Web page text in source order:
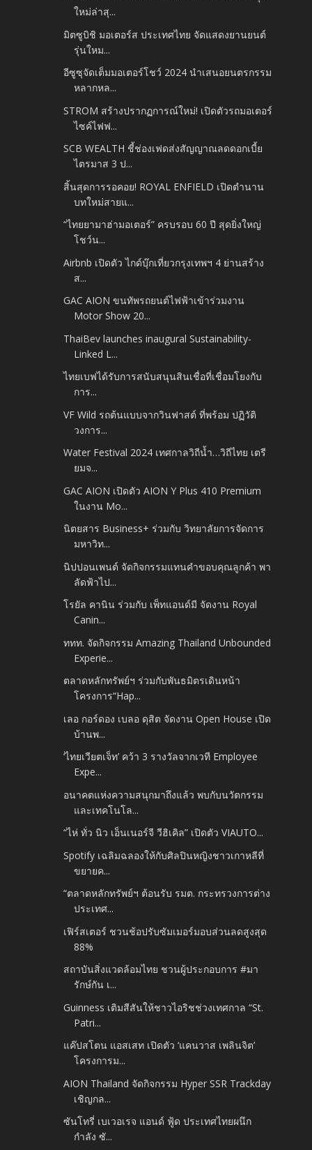
ใหม่ล่าสุ...
มิตซูบิชิ มอเตอร์ส ประเทศไทย จัดแสดงยานยนต์
รุ่นใหม...
อีซูซุจัดเต็มมอเตอร์โชว์ 2024 นำเสนอยนตรกรรม
หลากหล...
STROM สร้างปรากฏการณ์ใหม่! เปิดตัวรถมอเตอร์
ไซค์ไฟฟ...
SCB WEALTH ชี้ช่องเฟดส่งสัญญาณลดดอกเบี้ย
ไตรมาส 3 ป...
สิ้นสุดการรอคอย! ROYAL ENFIELD เปิดตำนาน
บทใหม่สายแ...
“ไทยยามาฮ่ามอเตอร์” ครบรอบ 60 ปี สุดยิ่งใหญ่
โชว์น...
Airbnb เปิดตัว ไกด์บุ๊กเที่ยวกรุงเทพฯ 4 ย่านสร้าง
ส...
GAC AION ขนทัพรถยนต์ไฟฟ้าเข้าร่วมงาน
Motor Show 20...
ThaiBev launches inaugural Sustainability-
Linked L...
ไทยเบฟได้รับการสนับสนุนสินเชื่อที่เชื่อมโยงกับ
การ...
VF Wild รถต้นแบบจากวินฟาสต์ ที่พร้อม ปฏิวัติ
วงการ...
Water Festival 2024 เทศกาลวิถีน้ำ…วิถีไทย เตรี
ยมจ...
GAC AION เปิดตัว AION Y Plus 410 Premium
ในงาน Mo...
นิตยสาร Business+ ร่วมกับ วิทยาลัยการจัดการ
มหาวิท...
นิปปอนเพนต์ จัดกิจกรรมแทนคำขอบคุณลูกค้า พา
ลัดฟ้าไป...
โรยัล คานิน ร่วมกับ เพ็ทแอนด์มี จัดงาน Royal
Canin...
ททท. จัดกิจกรรม Amazing Thailand Unbounded
Experie...
ตลาดหลักทรัพย์ฯ ร่วมกับพันธมิตรเดินหน้า
โครงการ“Hap...
เลอ กอร์ดอง เบลอ ดุสิต จัดงาน Open House เปิด
บ้านพ...
‘ไทยเวียตเจ็ท’ คว้า 3 รางวัลจากเวที Employee
Expe...
อนาคตแห่งความสนุกมาถึงแล้ว พบกับนวัตกรรม
และเทคโนโล...
“ไห่ ทั่ว นิว เอ็นเนอร์จี วีฮิเคิล” เปิดตัว VIAUTO...
Spotify เฉลิมฉลองให้กับศิลปินหญิงชาวเกาหลีที่
ขยายค...
“ตลาดหลักทรัพย์ฯ ต้อนรับ รมต. กระทรวงการต่าง
ประเทศ...
เฟิร์สเตอร์ ชวนช้อปรับซัมเมอร์มอบส่วนลดสูงสุด
88%
สถาบันสิ่งแวดล้อมไทย ชวนผู้ประกอบการ #มา
รักษ์กัน เ...
Guinness เติมสีสันให้ชาวไอริชช่วงเทศกาล “St.
Patri...
แค๊ปสโตน แอสเสท เปิดตัว ‘แคนวาส เพลินจิต’
โครงการม...
AION Thailand จัดกิจกรรม Hyper SSR Trackday
เชิญกล...
ซันโทรี่ เบเวอเรจ แอนด์ ฟู้ด ประเทศไทยผนึก
กำลัง ซั...